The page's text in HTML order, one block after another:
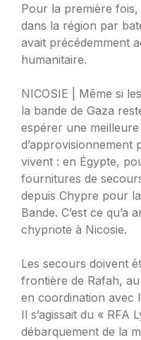
Pour la première
dans la région par
avait précédemment
humanitaire.
NICOSIE
| Même si
la bande de Gaza
espérer une
d’approvisionnement
vivent : en Égypte,
fournitures de
depuis Chypre pour
Bande. C’est ce
chypriote à Nicosie.
Les secours doivent
frontière de Rafah,
en coordination avec
Il s’agissait du « RFA
débarquement de la